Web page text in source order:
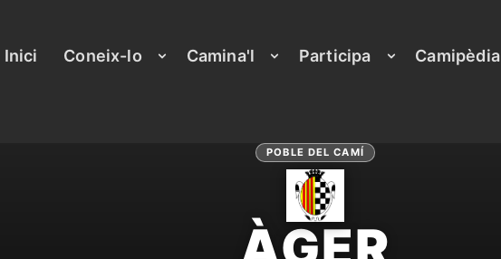
Inici Coneix-lo Camina'l Participa Camipèdia
POBLE DEL CAMÍ